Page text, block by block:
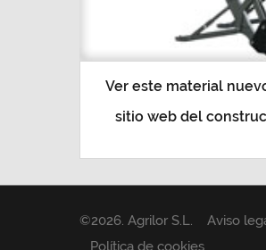
Ver este material
sitio web del
©2026. Agrilor S.L. Aviso
Política de cookies